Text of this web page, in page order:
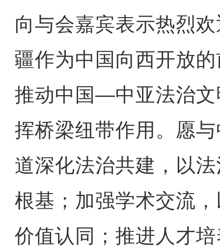
向与会嘉宾表示热烈
疆作为中国向西开放
推动中国—中亚法治文
挥桥梁纽带作用。愿
道深化法治共建，以
根基；加强学术交流
价值认同；推进人才